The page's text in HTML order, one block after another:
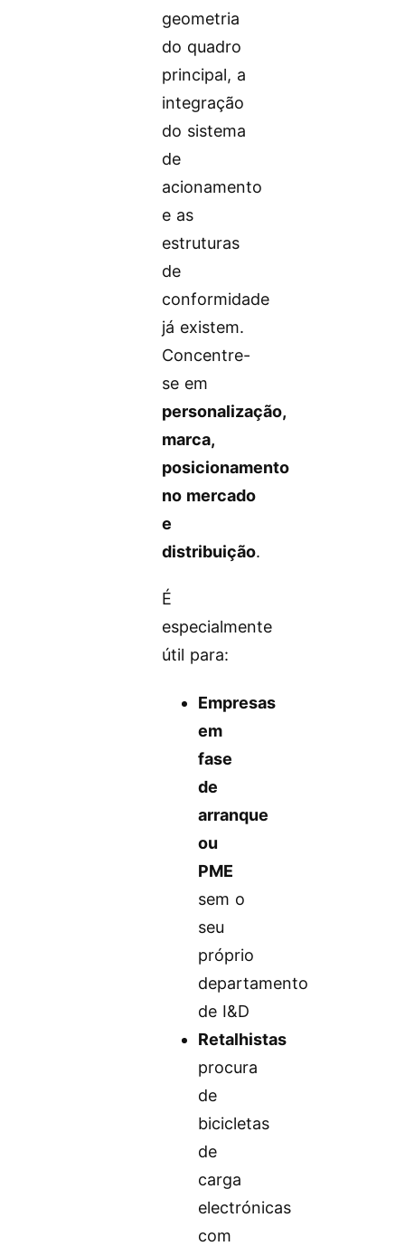
geometria
do quadro
principal, a
integração
do sistema
de
acionamento
e as
estruturas
de
conformidade
já existem.
Concentre-
se em
personalização,
marca,
posicionamento
no mercado
e
distribuição.
É
especialmente
útil para:
Empresas
em
fase
de
arranque
ou
PME
sem o
seu
próprio
departamento
de I&D
Retalhistas
procura
de
bicicletas
de
carga
electrónicas
com